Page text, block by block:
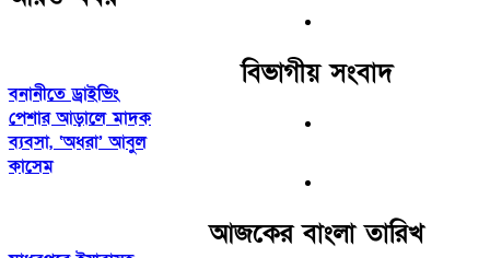
বনানীতে ড্রাইভিং
পেশার আড়ালে মাদক
ব্যবসা, ‘অধরা’ আবুল
কাসেম
বিভাগীয় সংবাদ
আজকের বাংলা তারিখ